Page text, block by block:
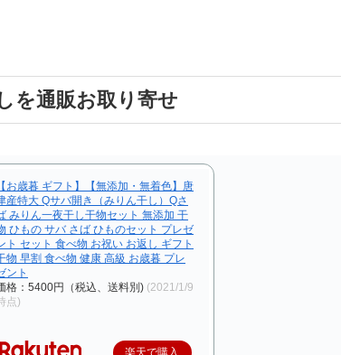
を通販お取り寄せ
【お歳暮 ギフト】【無添加・無着色】唐
産特大 Qサバ開き（みりん干し）Qさ
みりん一夜干し干物セット 無添加 干
ひもの サバ さば ひものセット プレゼ
ト セット 食べ物 お祝い お返し ギフト
物 早割 食べ物 健康 高級 お歳暮 プレ
ント
格：5400円（税込、送料別) (2021/1/9
点)
楽天で購入